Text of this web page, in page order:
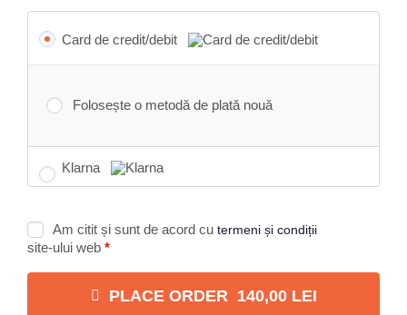
Card de credit/debit
Folosește o metodă de plată nouă
Klarna
Am citit și sunt de acord cu termeni și condiții
site-ului web *
PLACE ORDER 140,00 LEI